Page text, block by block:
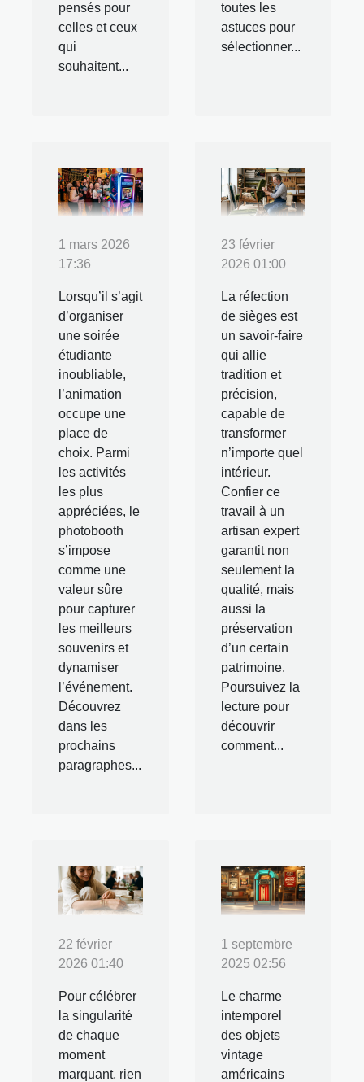
pensés pour
celles et ceux
qui
souhaitent...
toutes les
astuces pour
sélectionner...
1 mars 2026
17:36
Lorsqu’il s’agit
d’organiser
une soirée
étudiante
inoubliable,
l’animation
occupe une
place de
choix. Parmi
les activités
les plus
appréciées, le
photobooth
s’impose
comme une
valeur sûre
pour capturer
les meilleurs
souvenirs et
dynamiser
l’événement.
Découvrez
dans les
prochains
paragraphes...
23 février
2026 01:00
La réfection
de sièges est
un savoir-faire
qui allie
tradition et
précision,
capable de
transformer
n’importe quel
intérieur.
Confier ce
travail à un
artisan expert
garantit non
seulement la
qualité, mais
aussi la
préservation
d’un certain
patrimoine.
Poursuivez la
lecture pour
découvrir
comment...
22 février
2026 01:40
Pour célébrer
la singularité
de chaque
moment
marquant, rien
1 septembre
2025 02:56
Le charme
intemporel
des objets
vintage
américains